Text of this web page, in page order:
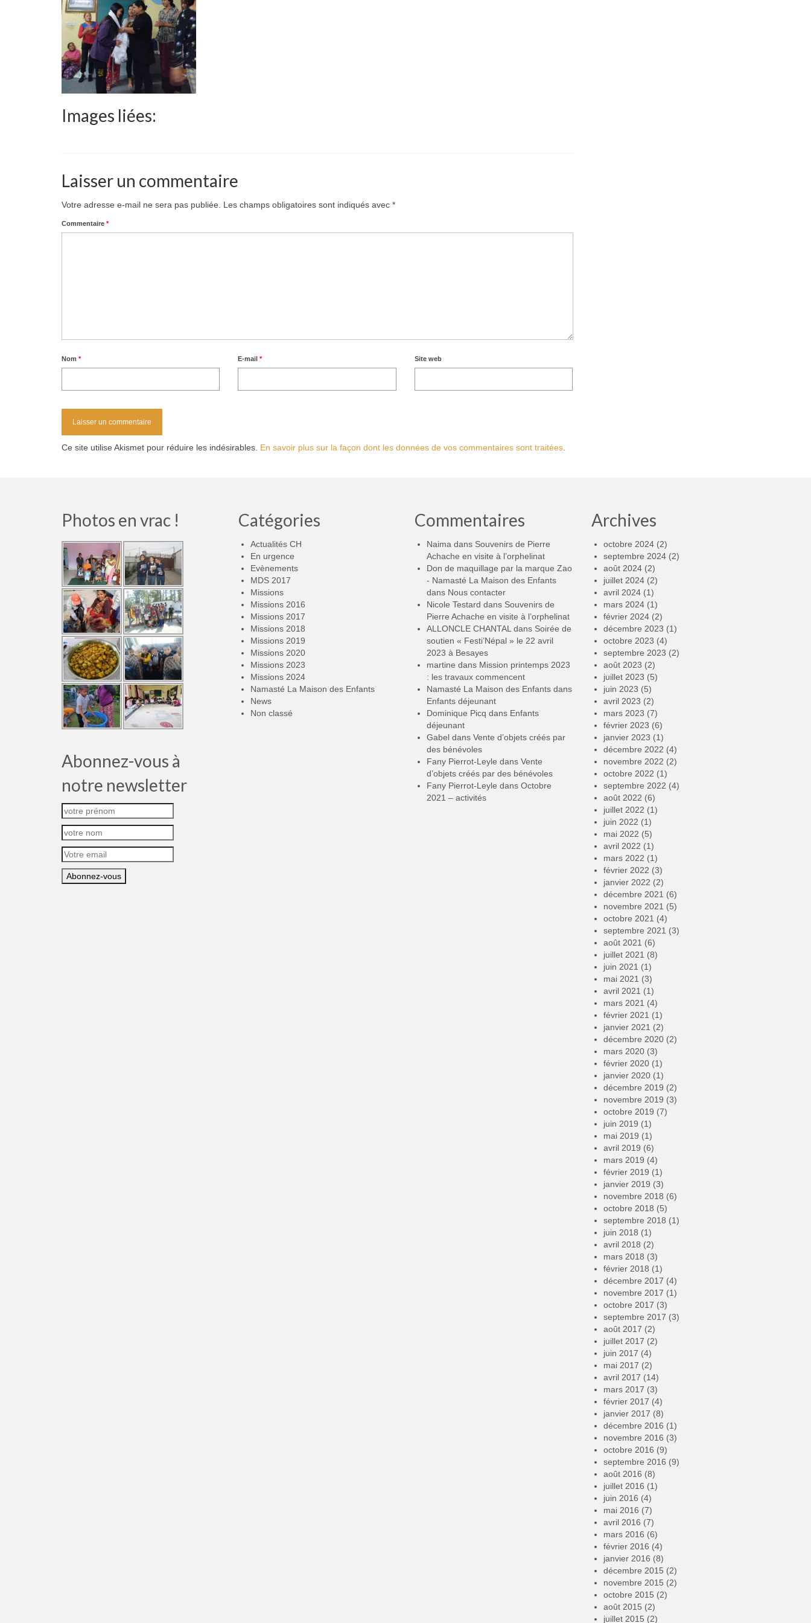
Images liées:
Laisser un commentaire
Votre adresse e-mail ne sera pas publiée. Les champs obligatoires sont indiqués avec *
Commentaire *
Nom * E-mail* Site web
Ce site utilise Akismet pour réduire les indésirables. En savoir plus sur la façon dont les données de vos commentaires sont traitées
Photos en vrac !
Abonnez-vous à
notre newsletter
Catégories
Actualités CH
En urgence
Evènements
MDS 2017
Missions
Missions 2016
Missions 2017
Missions 2018
Missions 2019
Missions 2020
Missions 2023
Missions 2024
Namasté La Maison des Enfants
News
Non classé
Commentaires
Naima dans Souvenirs de Pierre
Achache en visite à l’orphelinat
Don de maquillage par la marque Zao
- Namasté La Maison des Enfants
dans Nous contacter
Nicole Testard dans Souvenirs de
Pierre Achache en visite à l’orphelinat
ALLONCLE CHANTAL dans Soirée de
soutien « Festi’Népal » le 22 avril
2023 à Besayes
martine dans Mission printemps 2023
: les travaux commencent
Namasté La Maison des Enfants dans
Enfants déjeunant
Dominique Picq dans Enfants
déjeunant
Gabel dans Vente d’objets créés par
des bénévoles
Fany Pierrot-Leyle dans Vente
d’objets créés par des bénévoles
Fany Pierrot-Leyle dans Octobre
2021 – activités
Archives
octobre 2024(2)
septembre 2024(2)
août 2024(2)
juillet 2024(2)
avril 2024(1)
mars 2024(1)
février 2024(2)
décembre 2023 (1)
octobre 2023 (4)
septembre 2023 (2)
août 2023 (2)
juillet 2023 (5)
juin 2023 (5)
avril 2023 (2)
mars 2023 (7)
février 2023 (6)
janvier 2023 (1)
décembre 2022 (4)
novembre 2022 (2)
octobre 2022 (1)
septembre 2022 (4)
août 2022 (6)
juillet 2022 (1)
juin 2022 (1)
mai 2022 (5)
avril 2022 (1)
mars 2022 (1)
février 2022 (3)
janvier 2022 (2)
décembre 2021 (6)
novembre 2021 (5)
octobre 2021 (4)
septembre 2021 (3)
août 2021 (6)
juillet 2021 (8)
juin 2021 (1)
mai 2021 (3)
avril 2021 (1)
mars 2021 (4)
février 2021 (1)
janvier 2021 (2)
décembre 2020(2)
mars 2020(3)
février 2020(1)
janvier 2020(1)
décembre 2019 (2)
novembre 2019 (3)
octobre 2019 (7)
juin 2019 (1)
mai 2019 (1)
avril 2019 (6)
mars 2019 (4)
février 2019 (1)
janvier 2019 (3)
novembre 2018 (6)
octobre 2018 (5)
septembre 2018 (1)
juin 2018 (1)
avril 2018 (2)
mars 2018 (3)
février 2018 (1)
décembre 2017 (4)
novembre 2017 (1)
octobre 2017 (3)
septembre 2017 (3)
août 2017 (2)
juillet 2017 (2)
juin 2017 (4)
mai 2017 (2)
avril 2017 (14)
mars 2017 (3)
février 2017 (4)
janvier 2017 (8)
décembre 2016 (1)
novembre 2016 (3)
octobre 2016 (9)
septembre 2016 (9)
août 2016 (8)
juillet 2016 (1)
juin 2016 (4)
mai 2016 (7)
avril 2016 (7)
mars 2016 (6)
février 2016 (4)
janvier 2016 (8)
décembre 2015 (2)
novembre 2015 (2)
octobre 2015 (2)
août 2015 (2)
juillet 2015 (2)